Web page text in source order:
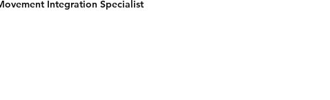
Integration Specialist